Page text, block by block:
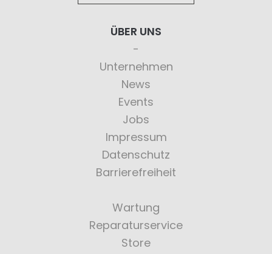
ÜBER UNS
Unternehmen
News
Events
Jobs
Impressum
Datenschutz
Barrierefreiheit
Wartung
Reparaturservice
Store